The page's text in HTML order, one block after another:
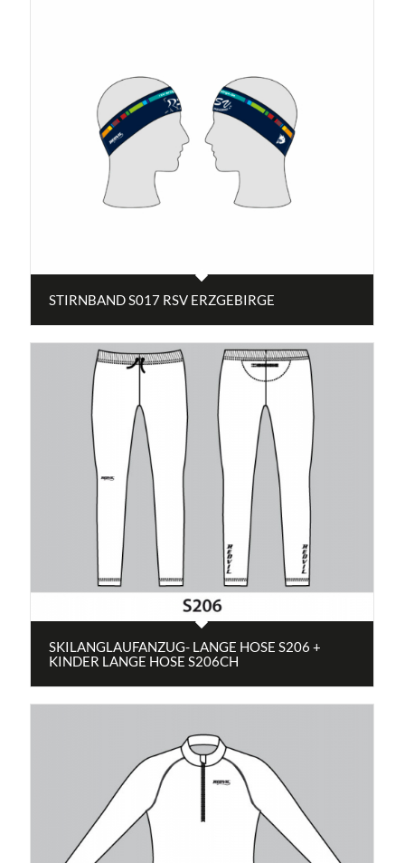
STIRNBAND S017 RSV ERZGEBIRGE
SKILANGLAUFANZUG- LANGE HOSE S206 +
KINDER LANGE HOSE S206CH